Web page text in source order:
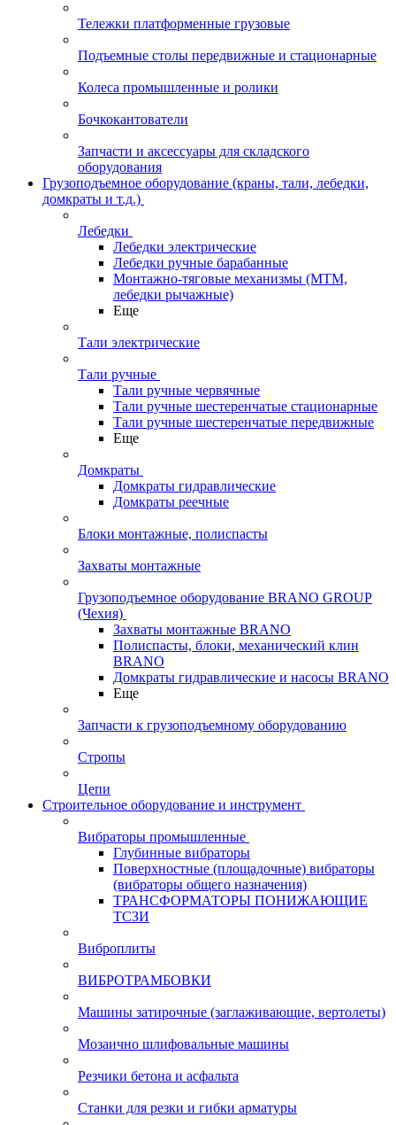
Тележки платформенные грузовые
Подъемные столы передвижные и стационарные
Колеса промышленные и ролики
Бочкокантователи
Запчасти и аксессуары для складского
оборудования
Грузоподъемное оборудование (краны, тали, лебедки,
домкраты и т.д.)
Лебедки
Лебедки электрические
Лебедки ручные барабанные
Монтажно-тяговые механизмы (МТМ,
лебедки рычажные)
Еще
Тали электрические
Тали ручные
Тали ручные червячные
Тали ручные шестеренчатые стационарные
Тали ручные шестеренчатые передвижные
Еще
Домкраты
Домкраты гидравлические
Домкраты реечные
Блоки монтажные, полиспасты
Захваты монтажные
Грузоподъемное оборудование BRANO GROUP
(Чехия)
Захваты монтажные BRANO
Полиспасты, блоки, механический клин
BRANO
Домкраты гидравлические и насосы BRANO
Еще
Запчасти к грузоподъемному оборудованию
Стропы
Цепи
Строительное оборудование и инструмент
Вибраторы промышленные
Глубинные вибраторы
Поверхностные (площадочные) вибраторы
(вибраторы общего назначения)
ТРАНСФОРМАТОРЫ ПОНИЖАЮЩИЕ
ТСЗИ
Виброплиты
ВИБРОТРАМБОВКИ
Машины затирочные (заглаживающие, вертолеты)
Мозаично шлифовальные машины
Резчики бетона и асфальта
Станки для резки и гибки арматуры